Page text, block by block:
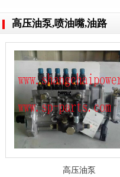
高压油泵,喷油嘴,油路
高压油泵